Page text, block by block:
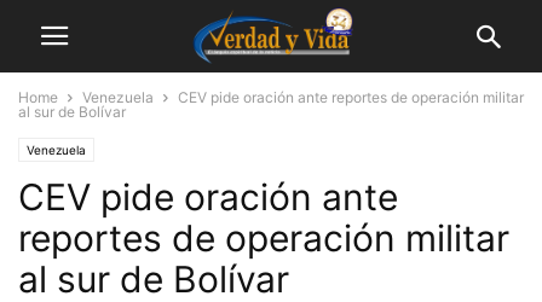
Home Venezuela
CEV pide oración ante reportes de operación militar
al sur de Bolívar
Venezuela
CEV pide oración ante
reportes de operación militar
al sur de Bolívar